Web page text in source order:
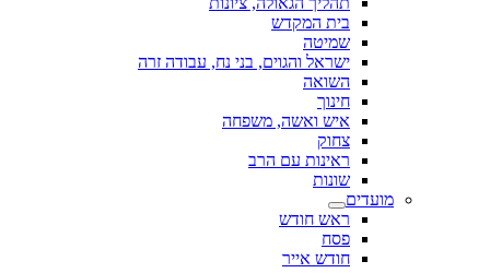
בית המקדש
שמיטה
ישראל והגוים, בני נח, עבודה זרה
השואה
חינוך
איש ואשה, משפחה
צחוק
ראינות עם הרב
שונות
מועדים
ראש חודש
פסח
חודש אייר